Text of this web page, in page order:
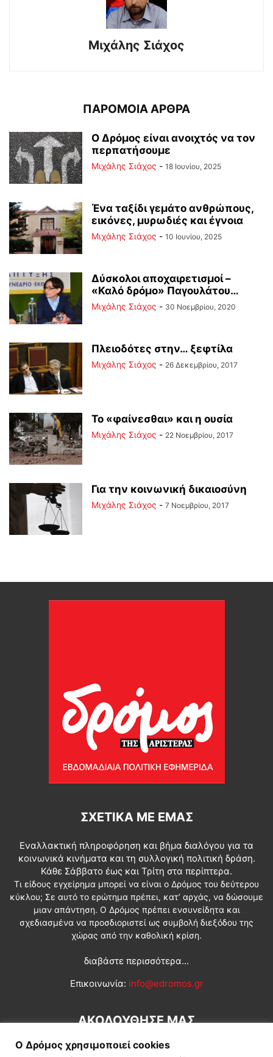
Μιχάλης Σιάχος
ΠΑΡΟΜΟΙΑ ΑΡΘΡΑ
Ο Δρόμος είναι ανοιχτός να τον
περπατήσουμε
Μιχάλης Σιάχος - 18 Ιουνίου, 2025
Ένα ταξίδι γεμάτο ανθρώπους,
εικόνες, μυρωδιές και έγνοια
Μιχάλης Σιάχος - 10 Ιουνίου, 2025
Δύσκολοι αποχαιρετισμοί –
«Καλό δρόμο» Παγουλάτου…
Μιχάλης Σιάχος - 30 Νοεμβρίου, 2020
Πλειοδότες στην… ξεφτίλα
Μιχάλης Σιάχος - 26 Δεκεμβρίου, 2017
Το «φαίνεσθαι» και η ουσία
Μιχάλης Σιάχος - 22 Νοεμβρίου, 2017
Για την κοινωνική δικαιοσύνη
Μιχάλης Σιάχος - 7 Νοεμβρίου, 2017
ΣΧΕΤΙΚΆ ΜΕ ΕΜΆΣ
Εναλλακτική πληροφόρηση και βήμα διαλόγου για τα
κοινωνικά κινήματα και τη συλλογική πολιτική δράση.
Κάθε Σάββατο έως και Τρίτη στα περίπτερα.
Τι είδους εγχείρημα μπορεί να είναι ο Δρόμος του δεύτερου
κύκλου; Σε αυτό το ερώτημα πρέπει, κατ’ αρχάς, να δώσουμε
μιαν απάντηση. Ο Δρόμος πρέπει ενσυνείδητα και
σχεδιασμένα να προσδιοριστεί ως συμβολή διεξόδου της
χώρας από την καθολική κρίση.
διαβάστε περισσότερα...
Επικοινωνία: info@edromos.gr
ΑΚΟΛΟΥΘΗΣΕ ΜΑΣ
Ο Δρόμος χρησιμοποιεί cookies